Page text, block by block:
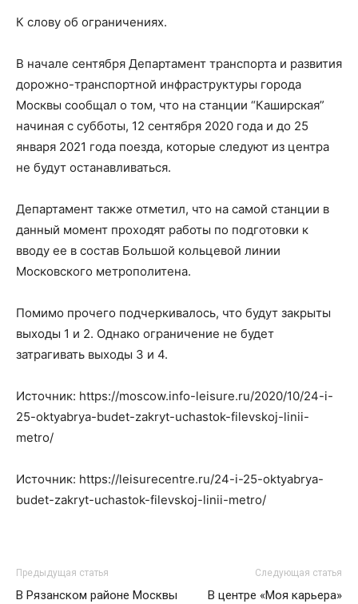
К слову об ограничениях.
В начале сентября Департамент транспорта и развития
дорожно-транспортной инфраструктуры города
Москвы сообщал о том, что на станции “Каширская”
начиная с субботы, 12 сентября 2020 года и до 25
января 2021 года поезда, которые следуют из центра
не будут останавливаться.
Департамент также отметил, что на самой станции в
данный момент проходят работы по подготовки к
вводу ее в состав Большой кольцевой линии
Московского метрополитена.
Помимо прочего подчеркивалось, что будут закрыты
выходы 1 и 2. Однако ограничение не будет
затрагивать выходы 3 и 4.
Источник: https://moscow.info-leisure.ru/2020/10/24-i-
25-oktyabrya-budet-zakryt-uchastok-filevskoj-linii-
metro/
Источник: https://leisurecentre.ru/24-i-25-oktyabrya-
budet-zakryt-uchastok-filevskoj-linii-metro/
Предыдущая статья
В Рязанском районе Москвы
Следующая статья
В центре «Моя карьера»